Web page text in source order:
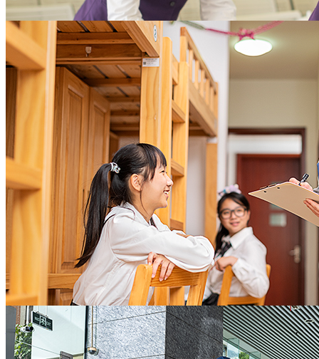
助力实现物业资产价值
体系化的招商支持策略，完善的案场服务及全权
托管
长期良好的租户满意度，稳健的租金回报率，充
分实现地产资产保值增值
地产开发商
值得信赖的全面后勤保障
助力教学开展，守护校园欢笑